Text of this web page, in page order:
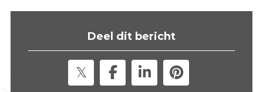
s
Deel dit bericht